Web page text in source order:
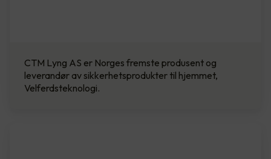
CTM Lyng AS er Norges fremste produsent og
leverandør av sikkerhetsprodukter til hjemmet,
Velferdsteknologi.